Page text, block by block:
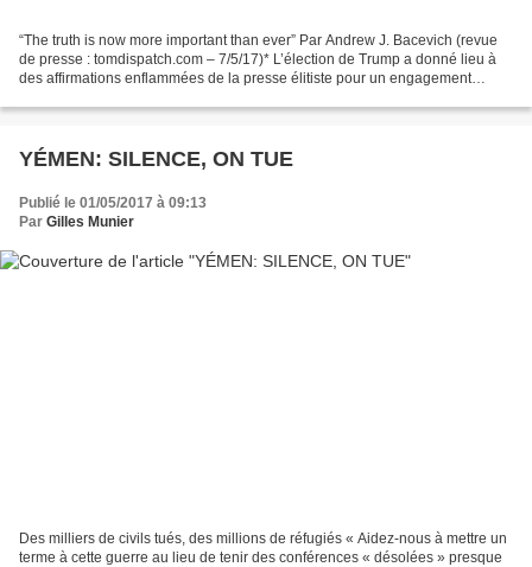
“The truth is now more important than ever” Par Andrew J. Bacevich (revue
de presse : tomdispatch.com – 7/5/17)* L’élection de Trump a donné lieu à
des affirmations enflammées de la presse élitiste pour un engagement
YÉMEN: SILENCE, ON TUE
Publié le 01/05/2017 à 09:13
Par Gilles Munier
Des milliers de civils tués, des millions de réfugiés « Aidez-nous à mettre un
terme à cette guerre au lieu de tenir des conférences « désolées » presque